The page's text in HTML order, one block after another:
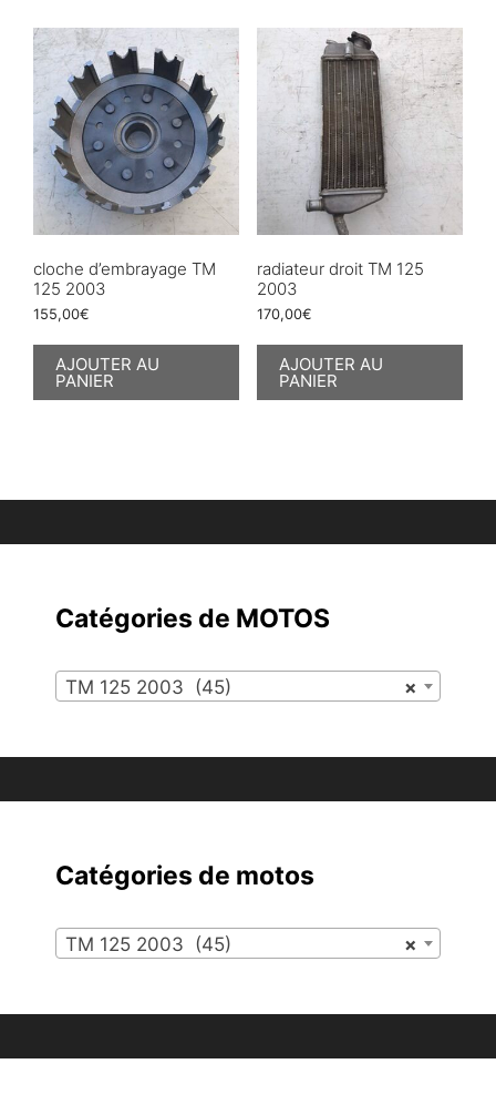
cloche d’embrayage TM
125 2003
155,00€
AJOUTER AU
PANIER
radiateur droit TM 125
2003
170,00€
AJOUTER AU
PANIER
Catégories de MOTOS
×
TM 125 2003 (45)
Catégories de motos
×
TM 125 2003 (45)